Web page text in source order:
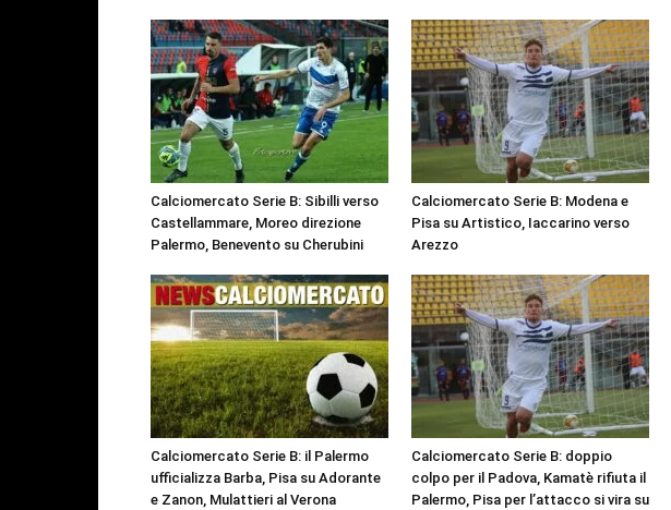
Calciomercato Serie B: Sibilli verso
Castellammare, Moreo direzione
Palermo, Benevento su Cherubini
Calciomercato Serie B: Modena e
Pisa su Artistico, Iaccarino verso
Arezzo
Calciomercato Serie B: il Palermo
ufficializza Barba, Pisa su Adorante
e Zanon, Mulattieri al Verona
Calciomercato Serie B: doppio
colpo per il Padova, Kamatè rifiuta il
Palermo, Pisa per l’attacco si vira su